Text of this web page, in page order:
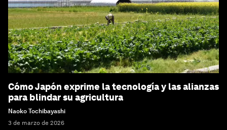
Cómo Japón exprime la tecnología y las alianzas
para blindar su agricultura
Naoko Tochibayashi
3 de marzo de 2026